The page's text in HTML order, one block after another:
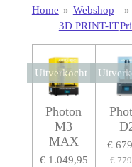
Home » Webshop
3D PRINT-IT
»
Uitverkocht
Photon
M3
MAX
€ 1.049,95
€
€